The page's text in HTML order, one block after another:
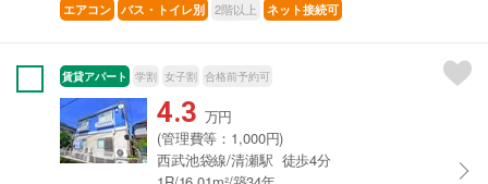
エアコン バス・トイレ別 2階以上 ネット接続可
賃貸アパート 学割 女子割 合格前予約可
4.3 万円
(管理費等：1,000円)
西武池袋線/清瀬駅 徒歩4分